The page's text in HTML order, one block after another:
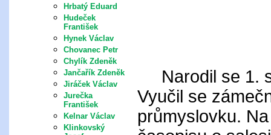
Hrbatý Eduard
Hudeček
František
Hynek Václav
Chovanec Petr
Chylík Zdeněk
Jančařík Zdeněk
Jiráček Václav
Jurečka
František
Kelnar Václav
Klinkovský
Narodil se 1.
Vyučil se
průmyslovku.